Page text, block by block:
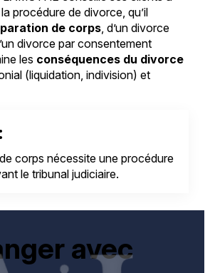
procédure de divorce, qu’il
de corps, d’un divorce
divorce par consentement
les conséquences du divorce
(liquidation, indivision) et
corps nécessite une procédure
le tribunal judiciaire.
avec